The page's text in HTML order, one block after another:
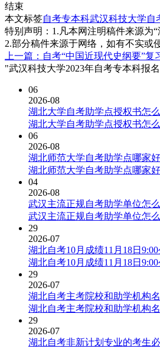
结束
本文标签自考专本科武汉科技大学自
特别声明：1.凡本网注明稿件来源为
2.部分稿件来源于网络，如有不实或
上一篇：自考“中国近现代史纲要”复
"武汉科技大学2023年自考专本科报
06
2026-08
湖北大学自考助学点授权书怎
湖北大学自考助学点授权书怎
06
2026-08
湖北师范大学自考助学点哪家
湖北师范大学自考助学点哪家
04
2026-08
武汉主流正规自考助学单位怎
武汉主流正规自考助学单位怎
29
2026-07
湖北自考10月成绩11月18日
湖北自考10月成绩11月18日
29
2026-07
湖北自考主考院校和助学机构
湖北自考主考院校和助学机构
29
2026-07
湖北自考非新计划专业的考生